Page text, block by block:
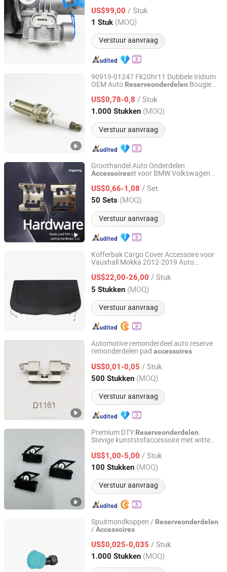
voor Sinotruk HOWO 371 Vrachtwagen
Weichai Wd615 Motor
US$99,00 / Stuk
1 Stuk (MOQ)
Verstuur aanvraag
Shandong, China Sinds 2025
90919-01247 Fk20hr11 Dubbele Iridium
OEM Auto Reserveonderdelen Bougie
US$0,78-0,8 / Stuk
1.000 Stukken (MOQ)
Verstuur aanvraag
Ningbo Shangerze Auto Parts Co., Ltd.
Zhejiang, China Sinds 2024
Groothandel Auto Onderdelen
Accessoireset voor BMW Volkswagen
US$0,66-1,08 / Set
50 Sets (MOQ)
Verstuur aanvraag
Kingracing Auto Parts Co., Ltd
Shandong, China Sinds 2024
Kofferbak Cargo Cover Accessoire voor
Vauxhall Mokka 2012-2019 Auto
Tuning Accessoire
US$22,00-26,00 / Stuk
5 Stukken (MOQ)
Verstuur aanvraag
Danyang Zhuoyi Vehicle Parts Co., Ltd.
Sinds 2025
Automotive remonderdeel auto reserve
remonderdelen pad accessoires
US$0,01-0,05 / Stuk
500 Stukken (MOQ)
Verstuur aanvraag
Jinan Sunrise New Material Technology Co., Ltd.
Shandong, China Sinds 2022
Premium DTY Reserveonderdelen:
Stevige kunststofaccessoire met witte
US$1,00-5,00 / Stuk
100 Stukken (MOQ)
Verstuur aanvraag
Changshu Suhong Machinery Co., Ltd.
Jiangsu, China Sinds 2022
Spuitmondkoppen / Reserveonderdelen
/ Accessoires
US$0,025-0,035 / Stuk
1.000 Stukken (MOQ)
TAIZHOU TIANYI AGRICULTURE & FORESTRY
Zhejiang, China Sinds 2019